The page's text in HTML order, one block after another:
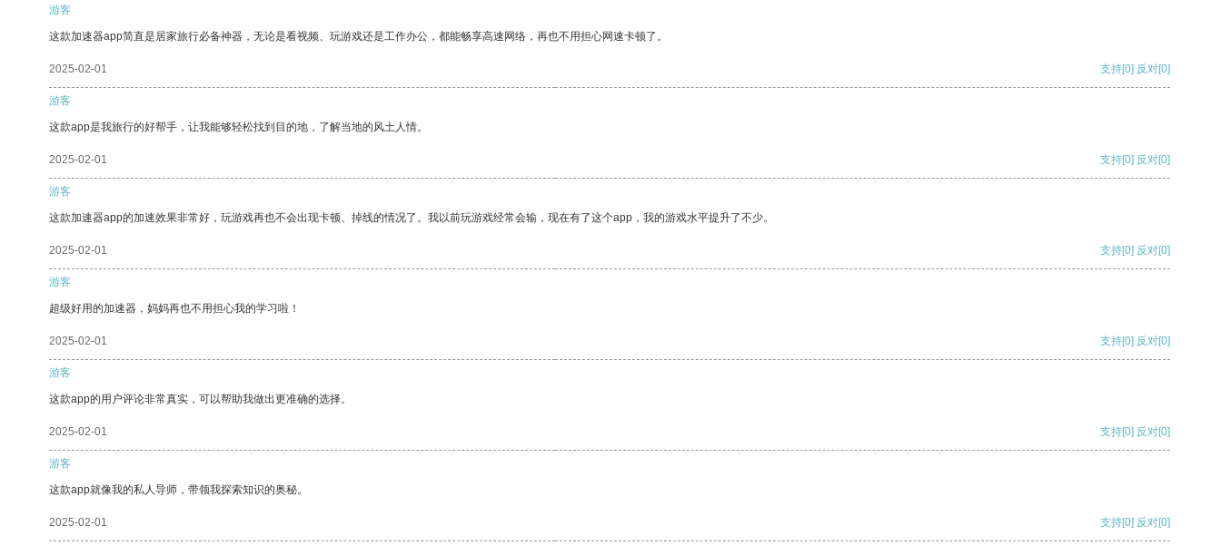
游客
这款加速器app简直是居家旅行必备神器，无论是看视频、玩游戏还是工作办公，都能畅享高速网络，再也不用担心网速卡顿了。
2025-02-01 支持[0] 反对[0]
游客
这款app是我旅行的好帮手，让我能够轻松找到目的地，了解当地的风土人情。
2025-02-01 支持[0] 反对[0]
游客
这款加速器app的加速效果非常好，玩游戏再也不会出现卡顿、掉线的情况了。我以前玩游戏经常会输，现在有了这个app，我的游戏水平提升了不少。
2025-02-01 支持[0] 反对[0]
游客
超级好用的加速器，妈妈再也不用担心我的学习啦！
2025-02-01 支持[0] 反对[0]
游客
这款app的用户评论非常真实，可以帮助我做出更准确的选择。
2025-02-01 支持[0] 反对[0]
游客
这款app就像我的私人导师，带领我探索知识的奥秘。
2025-02-01 支持[0] 反对[0]